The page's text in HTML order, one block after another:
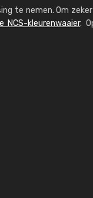
te nemen. Om
NCS-kleurenwaaier.